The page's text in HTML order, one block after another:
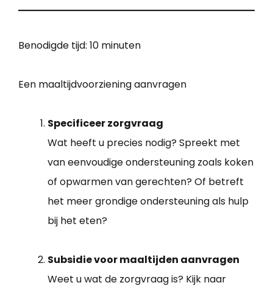
Benodigde tijd: 10 minuten
Een maaltijdvoorziening aanvragen
Specificeer zorgvraag
Wat heeft u precies nodig? Spreekt met
van eenvoudige ondersteuning zoals koken
of opwarmen van gerechten? Of betreft
het meer grondige ondersteuning als hulp
bij het eten?
Subsidie voor maaltijden aanvragen
Weet u wat de zorgvraag is? Kijk naar